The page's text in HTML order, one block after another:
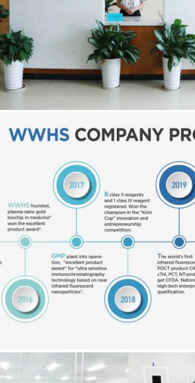
Deixe um recado
Ligaremos para você em breve!